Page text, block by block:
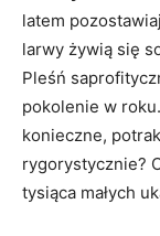
latem
larwy żywią się
Pleśń
pokolenie w
konieczne,
rygorystycznie?
tysiąca małych